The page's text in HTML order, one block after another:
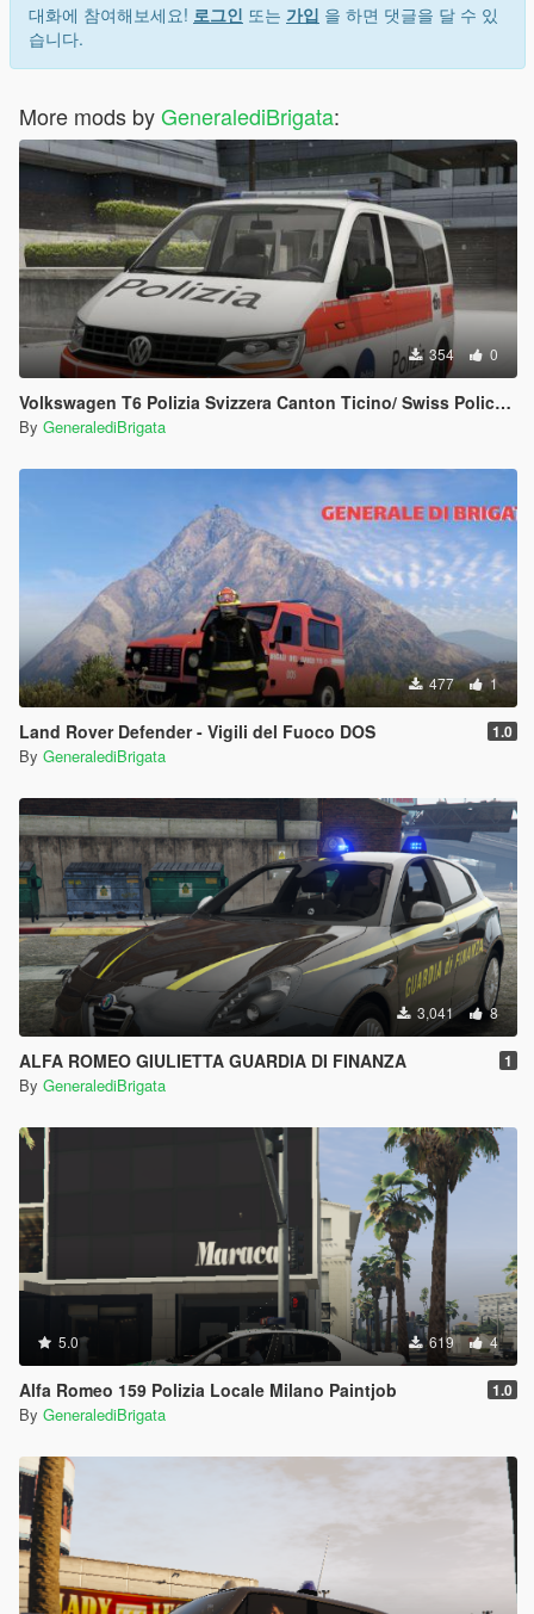
대화에 참여해보세요! 로그인 또는 가입 을 하면 댓글을 달 수 있
습니다.
More mods byGeneralediBrigata:
354 0
Volkswagen T6 Polizia Svizzera Canton Ticino/ Swiss Police Ticino Canton
By GeneralediBrigata
477 1
Land Rover Defender - Vigili del Fuoco DOS 1.0
By GeneralediBrigata
3,041 8
ALFA ROMEO GIULIETTA GUARDIA DI FINANZA 1
By GeneralediBrigata
5.0 619 4
Alfa Romeo 159 Polizia Locale Milano Paintjob 1.0
By GeneralediBrigata